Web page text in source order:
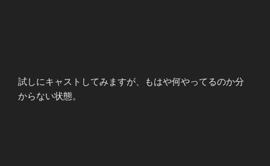
試しにキャストしてみますが、もはや何やってるのか分
からない状態。